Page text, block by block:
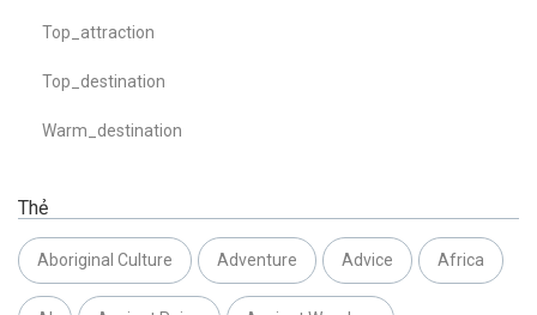
Top_attraction
Top_destination
Warm_destination
Thẻ
Aboriginal Culture Adventure Advice Africa